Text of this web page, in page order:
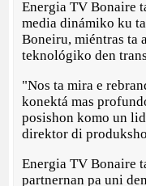
Energia TV Bonaire
media dinámiko ku
Boneiru, miéntras ta
teknológiko den
"Nos ta mira e
konektá mas
posishon komo un
direktor di
Energia TV Bonaire
partnernan pa uni